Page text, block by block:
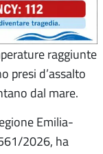
raggiunte
presi d’assalto
dal mare.
Emilia-
2026, ha